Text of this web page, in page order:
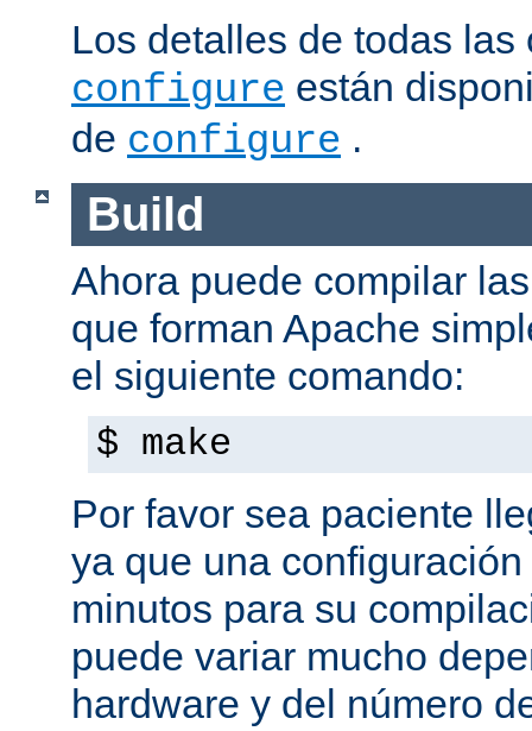
Los detalles de todas las
configure están
de configure .
Build
Ahora puede compilar
que forman Apache
el siguiente comando:
$ make
Por favor sea paciente
ya que una
minutos para su
puede variar mucho
hardware y del número